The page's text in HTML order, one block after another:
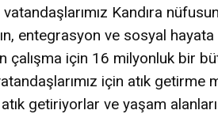
Kandıra
entegrasyon ve sosyal hayata
çalışma için 16 milyonluk bir
için atık getirme
getiriyorlar ve yaşam